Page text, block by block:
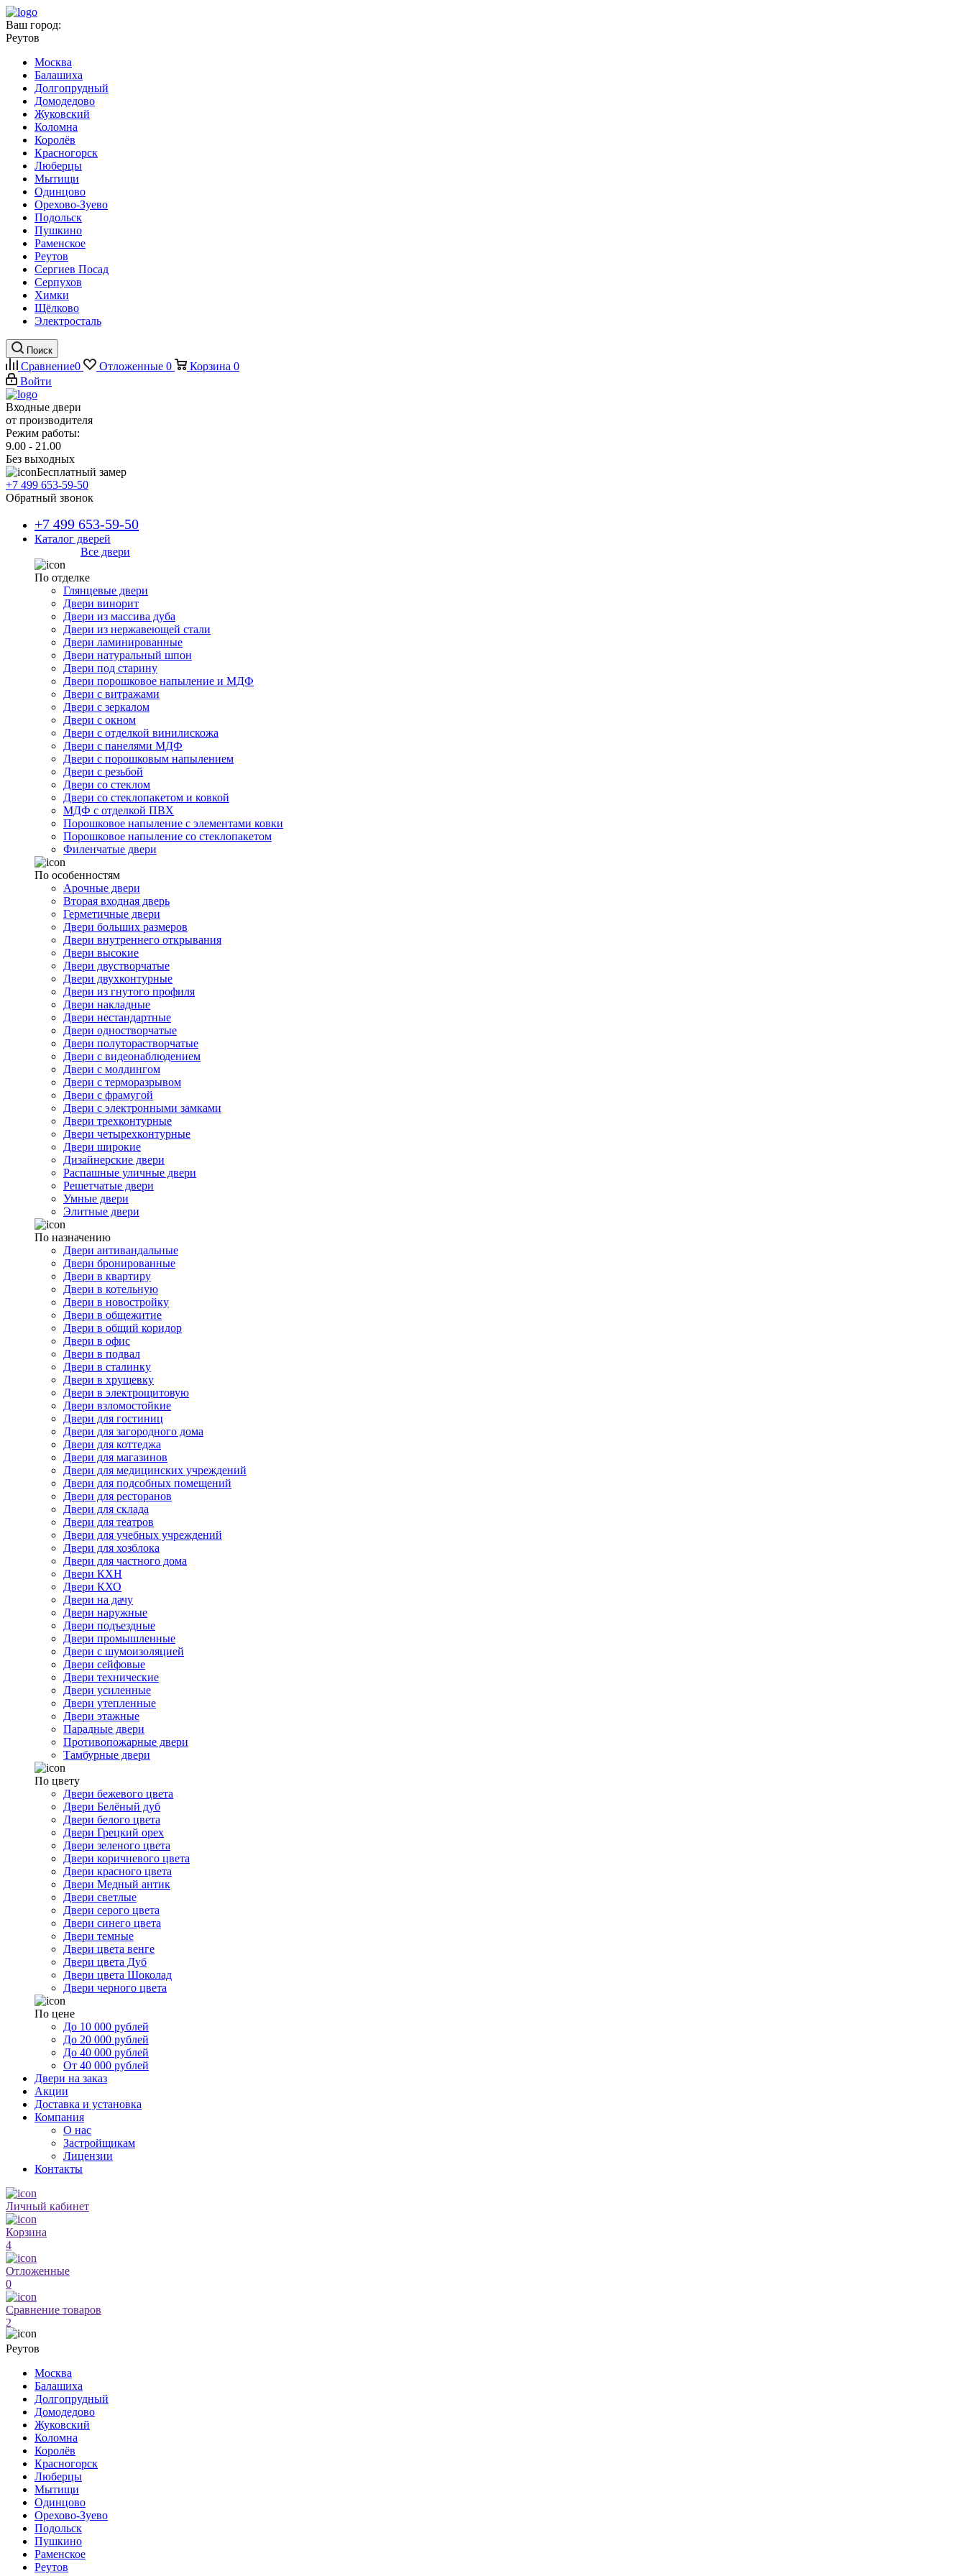
Ваш город:
Реутов
Москва
Балашиха
Долгопрудный
Домодедово
Жуковский
Коломна
Королёв
Красногорск
Люберцы
Мытищи
Одинцово
Орехово-Зуево
Подольск
Пушкино
Раменское
Реутов
Сергиев Посад
Серпухов
Химки
Щёлково
Электросталь
Поиск
Сравнение0 Отложенные 0 Корзина 0
Войти
Входные двери
от производителя
Режим работы:
9.00 - 21.00
Без выходных
Бесплатный замер
+7 499 653-59-50
Обратный звонок
+7 499 653-59-50
Каталог дверей
Все двери
По отделке
Глянцевые двери
Двери винорит
Двери из массива дуба
Двери из нержавеющей стали
Двери ламинированные
Двери натуральный шпон
Двери под старину
Двери порошковое напыление и МДФ
Двери с витражами
Двери с зеркалом
Двери с окном
Двери с отделкой винилискожа
Двери с панелями МДФ
Двери с порошковым напылением
Двери с резьбой
Двери со стеклом
Двери со стеклопакетом и ковкой
МДФ с отделкой ПВХ
Порошковое напыление с элементами ковки
Порошковое напыление со стеклопакетом
Филенчатые двери
По особенностям
Арочные двери
Вторая входная дверь
Герметичные двери
Двери больших размеров
Двери внутреннего открывания
Двери высокие
Двери двустворчатые
Двери двухконтурные
Двери из гнутого профиля
Двери накладные
Двери нестандартные
Двери одностворчатые
Двери полуторастворчатые
Двери с видеонаблюдением
Двери с молдингом
Двери с терморазрывом
Двери с фрамугой
Двери с электронными замками
Двери трехконтурные
Двери четырехконтурные
Двери широкие
Дизайнерские двери
Распашные уличные двери
Решетчатые двери
Умные двери
Элитные двери
По назначению
Двери антивандальные
Двери бронированные
Двери в квартиру
Двери в котельную
Двери в новостройку
Двери в общежитие
Двери в общий коридор
Двери в офис
Двери в подвал
Двери в сталинку
Двери в хрущевку
Двери в электрощитовую
Двери взломостойкие
Двери для гостиниц
Двери для загородного дома
Двери для коттеджа
Двери для магазинов
Двери для медицинских учреждений
Двери для подсобных помещений
Двери для ресторанов
Двери для склада
Двери для театров
Двери для учебных учреждений
Двери для хозблока
Двери для частного дома
Двери КХН
Двери КХО
Двери на дачу
Двери наружные
Двери подъездные
Двери промышленные
Двери с шумоизоляцией
Двери сейфовые
Двери технические
Двери усиленные
Двери утепленные
Двери этажные
Парадные двери
Противопожарные двери
Тамбурные двери
По цвету
Двери бежевого цвета
Двери Белёный дуб
Двери белого цвета
Двери Грецкий орех
Двери зеленого цвета
Двери коричневого цвета
Двери красного цвета
Двери Медный антик
Двери светлые
Двери серого цвета
Двери синего цвета
Двери темные
Двери цвета венге
Двери цвета Дуб
Двери цвета Шоколад
Двери черного цвета
По цене
До 10 000 рублей
До 20 000 рублей
До 40 000 рублей
От 40 000 рублей
Двери на заказ
Акции
Доставка и установка
Компания
О нас
Застройщикам
Лицензии
Контакты
Личный кабинет
Корзина
4
Отложенные
0
Сравнение товаров
2
Реутов
Москва
Балашиха
Долгопрудный
Домодедово
Жуковский
Коломна
Королёв
Красногорск
Люберцы
Мытищи
Одинцово
Орехово-Зуево
Подольск
Пушкино
Раменское
Реутов